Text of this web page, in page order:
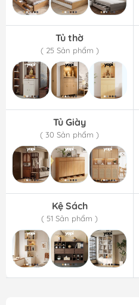
Tủ thờ
( 25 Sản phẩm )
Tủ Giày
( 30 Sản phẩm )
Kệ Sách
( 51 Sản phẩm )